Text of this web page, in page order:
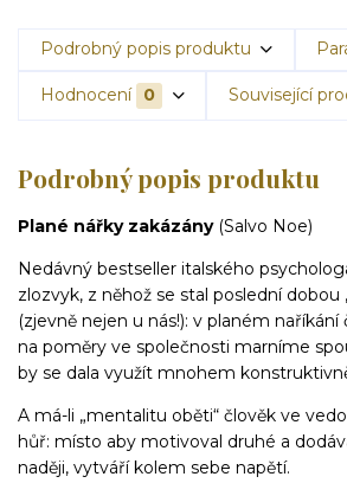
Podrobný popis produktu
Hodnocení 0 Související
Podrobný popis produktu
Plané nářky zakázány (Salvo Noe)
Nedávný bestseller italského
zlozvyk, z něhož se stal poslední dobou
(zjevně nejen u nás!): v planém naříkání
na poměry ve společnosti marníme
by se dala využít mnohem
A má-li „mentalitu oběti“ člověk ve
hůř: místo aby motivoval druhé a
naději, vytváří kolem sebe napětí.